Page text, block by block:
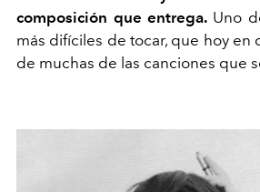
composición que entrega. Uno
más difíciles de tocar, que hoy en
de muchas de las canciones que